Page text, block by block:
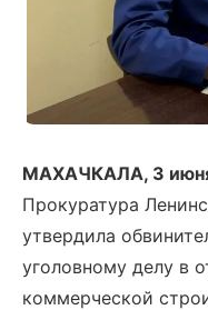
МАХАЧКАЛА, 3
Прокуратура
утвердила
уголовному делу в
коммерческой